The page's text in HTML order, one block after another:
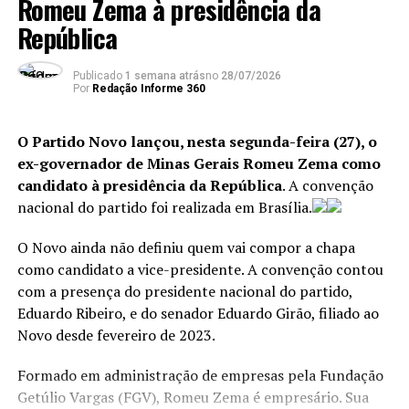
são falsas”.
Em nota divulgada pela Secretaria de Comunicação da
Presidência da República,o governo afirmou que os
Diplomáticas quando divulgaram o nome do seu
indicado para assumir a embaixada no
Brasil.Segundo o governo, o nome só poderia ser
tornado público após a concessão da anuência do
O pedido norte-americano, acrescenta a nota, ainda
está em análise.
“Não há regra na Convenção de Viena estipulando prazo
para a concessão do agrément”, destacou.
Romeu Zema à presidência da
República
Publicado 1 semana atrásno 28/07/2026
Por Redação Informe 360
O Partido Novo lançou, nesta segunda-feira (27), o
ex-governador de Minas Gerais Romeu Zema como
candidato à presidência da República. A convenção
nacional do partido foi realizada em Brasília.
O Novo ainda não definiu quem vai compor a chapa
como candidato a vice-presidente. A convenção contou
com a presença do presidente nacional do partido,
Eduardo Ribeiro, e do senador Eduardo Girão, filiado ao
Novo desde fevereiro de 2023.
Formado em administração de empresas pela Fundação
Getúlio Vargas (FGV), Romeu Zema é empresário. Sua